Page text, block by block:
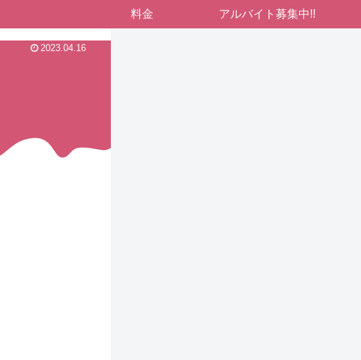
料金 アルバイト募集中!!
2023.04.16